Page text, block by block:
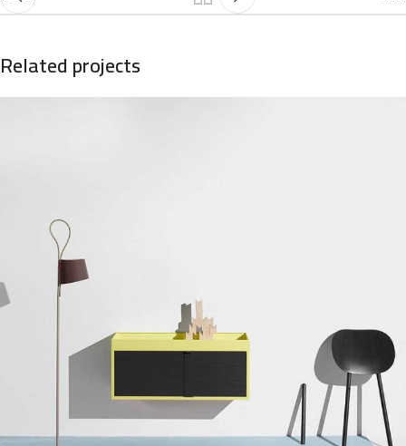
Related projects